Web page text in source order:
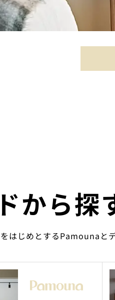
から探
はじめとするPamounaと